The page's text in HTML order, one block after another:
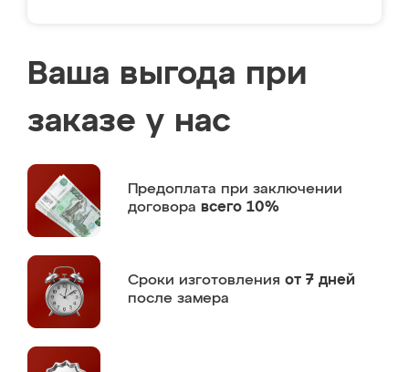
Ваша выгода при
заказе у нас
Предоплата при заключении
договора всего 10%
Сроки изготовления от 7 дней
после замера